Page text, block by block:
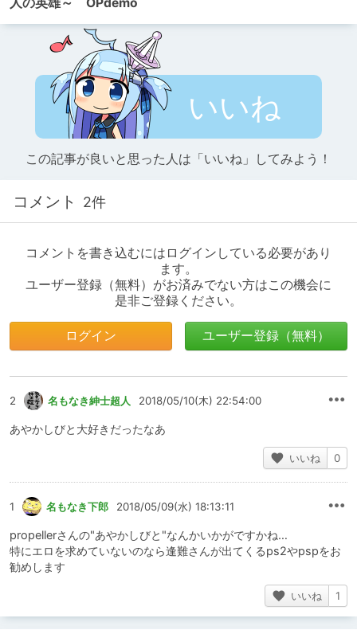
いいね
この記事が良いと思った人は「いいね」してみよう！
コメント 2件
コメントを書き込むにはログインしている必要があり
ます。
ユーザー登録（無料）がお済みでない方はこの機会に
是非ご登録ください。
ログイン ユーザー登録（無料）
2 名もなき紳士超人 2018/05/10(木) 22:54:00
あやかしびと大好きだったなあ
いいね 0
1 名もなき下郎 2018/05/09(水) 18:13:11
propellerさんの"あやかしびと"なんかいかがですかね…
特にエロを求めていないのなら逢難さんが出てくるps2やpspをお
勧めします
いいね 1